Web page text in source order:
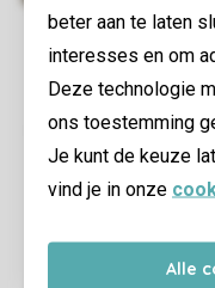
beter aan te laten
interesses en om
Deze technologie
ons toestemming
Je kunt de keuze
vind je in onze
Alle